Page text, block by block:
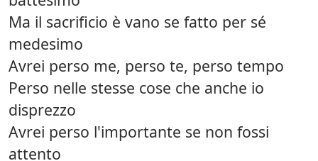
Ma il sacrificio è vano se fatto per sé
medesimo
Avrei perso me, perso te, perso tempo
Perso nelle stesse cose che anche io
disprezzo
Avrei perso l'importante se non fossi
attento